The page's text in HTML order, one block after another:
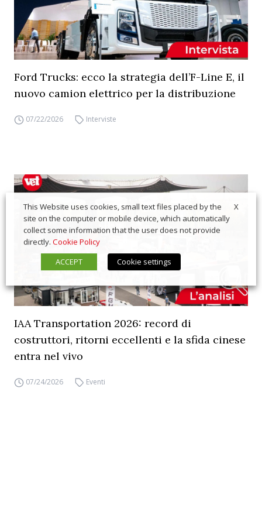
Ford Trucks: ecco la strategia dell’F-Line E, il
nuovo camion elettrico per la distribuzione
07/22/2026 Interviste
IAA Transportation 2026: record di
costruttori, ritorni eccellenti e la sfida cinese
entra nel vivo
07/24/2026 Eventi
X
This Website uses cookies, small text files placed by the
site on the computer or mobile device, which automatically
collect some information that the user does not provide
directly. Cookie Policy
ACCEPT
Cookie settings